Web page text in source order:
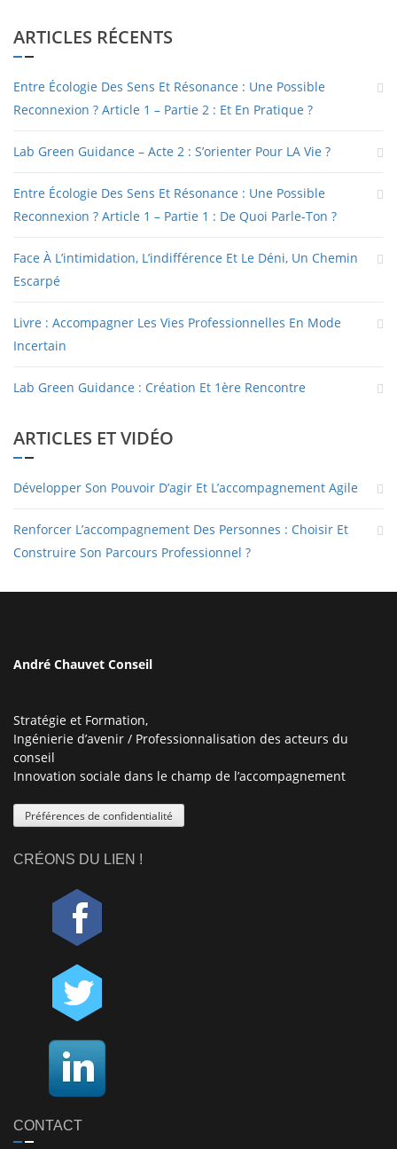
ARTICLES RÉCENTS
Entre Écologie Des Sens Et Résonance : Une Possible
Reconnexion ? Article 1 – Partie 2 : Et En Pratique ?
Lab Green Guidance – Acte 2 : S’orienter Pour LA Vie ?
Entre Écologie Des Sens Et Résonance : Une Possible
Reconnexion ? Article 1 – Partie 1 : De Quoi Parle-Ton ?
Face À L’intimidation, L’indifférence Et Le Déni, Un Chemin
Escarpé
Livre : Accompagner Les Vies Professionnelles En Mode
Incertain
Lab Green Guidance : Création Et 1ère Rencontre
ARTICLES ET VIDÉO
Développer Son Pouvoir D’agir Et L’accompagnement Agile
Renforcer L’accompagnement Des Personnes : Choisir Et
Construire Son Parcours Professionnel ?
André Chauvet Conseil
Stratégie et Formation,
Ingénierie d’avenir / Professionnalisation des acteurs du
conseil
Innovation sociale dans le champ de l’accompagnement
Préférences de confidentialité
CRÉONS DU LIEN !
CONTACT